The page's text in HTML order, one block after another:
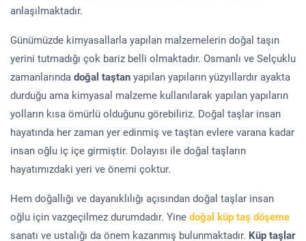
anlaşılmaktadır.
Günümüzde kimyasallarla yapılan malzemelerin doğal taşın
yerini tutmadığı çok bariz belli olmaktadır. Osmanlı ve Selçuklu
zamanlarında doğal taştan yapılan yapıların yüzyıllardır ayakta
durduğu ama kimyasal malzeme kullanılarak yapılan yapıların
yolların kısa ömürlü olduğunu görebiliriz. Doğal taşlar insan
hayatında her zaman yer edinmiş ve taştan evlere varana kadar
insan oğlu iç içe girmiştir. Dolayısı ile doğal taşların
hayatımızdaki yeri ve önemi çoktur.
Hem doğallığı ve dayanıklılığı açısından doğal taşlar insan
oğlu için vazgeçilmez durumdadır. Yine doğal küp taş döşeme
sanatı ve ustalığı da önem kazanmış bulunmaktadır. Küp taşlar